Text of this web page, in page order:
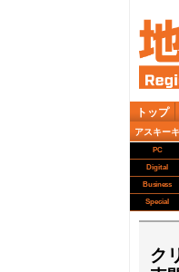
トップ
アスキー
PC
Digital
Business
Special
ク